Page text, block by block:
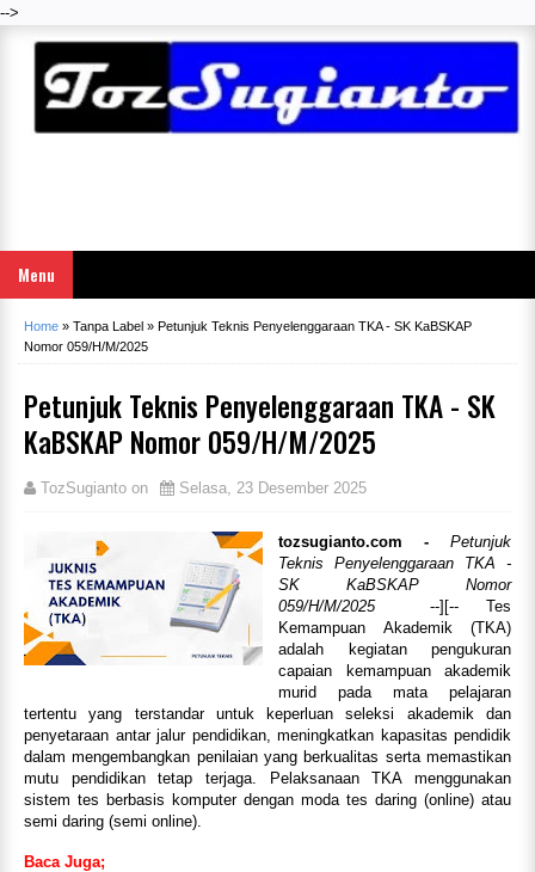
-->
Menu
Home » Tanpa Label » Petunjuk Teknis Penyelenggaraan TKA - SK KaBSKAP
Nomor 059/H/M/2025
Petunjuk Teknis Penyelenggaraan TKA - SK
KaBSKAP Nomor 059/H/M/2025
TozSugianto on Selasa, 23 Desember 2025
tozsugianto.com - Petunjuk
Teknis Penyelenggaraan TKA -
SK KaBSKAP Nomor
059/H/M/2025--][-- Tes
Kemampuan Akademik (TKA)
adalah kegiatan pengukuran
capaian kemampuan akademik
murid pada mata pelajaran
tertentu yang terstandar untuk keperluan seleksi akademik dan
penyetaraan antar jalur pendidikan, meningkatkan kapasitas pendidik
dalam mengembangkan penilaian yang berkualitas serta memastikan
mutu pendidikan tetap terjaga. Pelaksanaan TKA menggunakan
sistem tes berbasis komputer dengan moda tes daring (online) atau
semi daring (semi online).
Baca Juga;